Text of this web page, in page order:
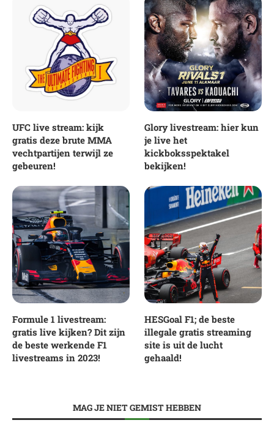
UFC live stream: kijk
gratis deze brute MMA
vechtpartijen terwijl ze
gebeuren!
Glory livestream: hier kun
je live het
kickboksspektakel
bekijken!
Formule 1 livestream:
gratis live kijken? Dit zijn
de beste werkende F1
livestreams in 2023!
HESGoal F1; de beste
illegale gratis streaming
site is uit de lucht
gehaald!
MAG JE NIET GEMIST HEBBEN